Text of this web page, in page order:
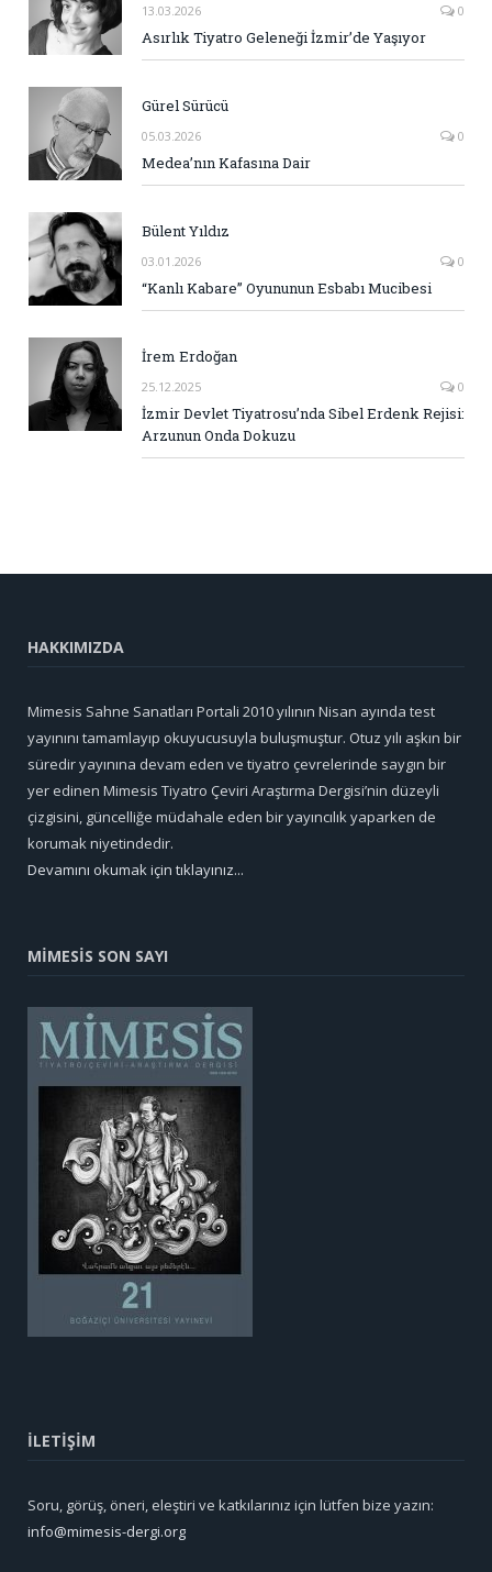
13.03.2026 0
Asırlık Tiyatro Geleneği İzmir’de Yaşıyor
Gürel Sürücü
05.03.2026 0
Medea’nın Kafasına Dair
Bülent Yıldız
03.01.2026 0
“Kanlı Kabare” Oyununun Esbabı Mucibesi
İrem Erdoğan
25.12.2025 0
İzmir Devlet Tiyatrosu’nda Sibel Erdenk Rejisi:
Arzunun Onda Dokuzu
HAKKIMIZDA
Mimesis Sahne Sanatları Portali 2010 yılının Nisan ayında test
yayınını tamamlayıp okuyucusuyla buluşmuştur. Otuz yılı aşkın bir
süredir yayınına devam eden ve tiyatro çevrelerinde saygın bir
yer edinen Mimesis Tiyatro Çeviri Araştırma Dergisi’nin düzeyli
çizgisini, güncelliğe müdahale eden bir yayıncılık yaparken de
korumak niyetindedir.
Devamını okumak için tıklayınız...
MİMESİS SON SAYI
İLETİŞİM
Soru, görüş, öneri, eleştiri ve katkılarınız için lütfen bize yazın:
info@mimesis-dergi.org